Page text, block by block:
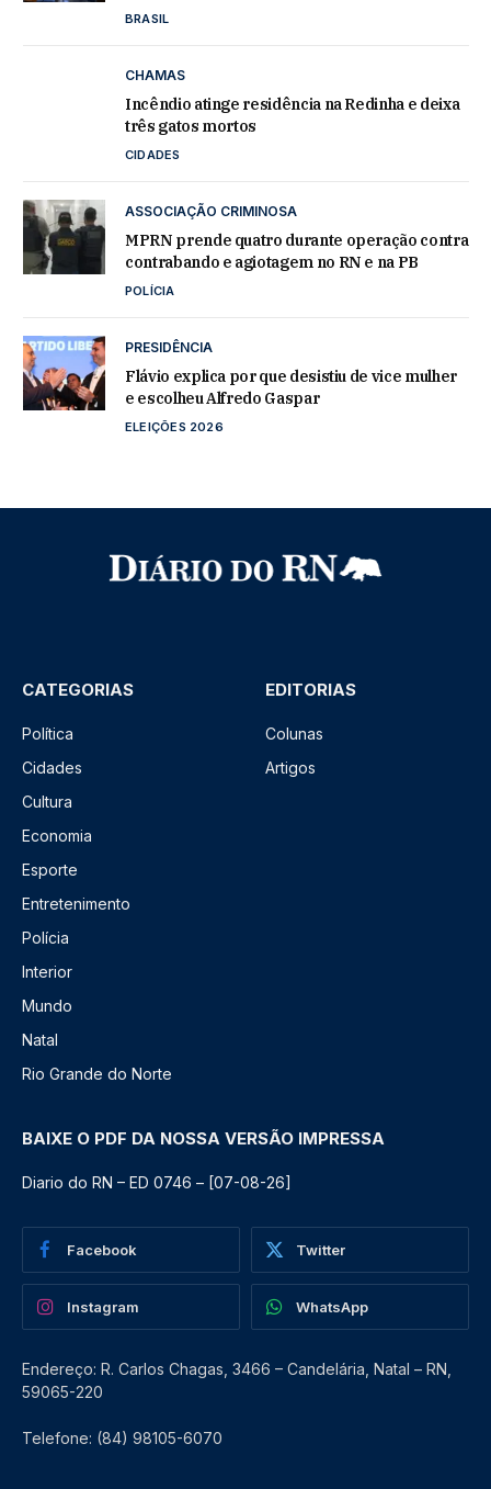
BRASIL
CHAMAS
Incêndio atinge residência na Redinha e deixa
três gatos mortos
CIDADES
ASSOCIAÇÃO CRIMINOSA
MPRN prende quatro durante operação contra
contrabando e agiotagem no RN e na PB
POLÍCIA
PRESIDÊNCIA
Flávio explica por que desistiu de vice mulher
e escolheu Alfredo Gaspar
ELEIÇÕES 2026
CATEGORIAS
Política
Cidades
Cultura
Economia
Esporte
Entretenimento
Polícia
Interior
Mundo
Natal
Rio Grande do Norte
EDITORIAS
Colunas
Artigos
BAIXE O PDF DA NOSSA VERSÃO IMPRESSA
Diario do RN – ED 0746 – [07-08-26]
Facebook Twitter
Instagram WhatsApp
Endereço: R. Carlos Chagas, 3466 – Candelária, Natal – RN,
59065-220
Telefone: (84) 98105-6070